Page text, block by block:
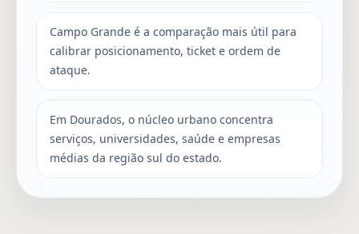
Campo Grande é a comparação mais útil para
calibrar posicionamento, ticket e ordem de
ataque.
Em Dourados, o núcleo urbano concentra
serviços, universidades, saúde e empresas
médias da região sul do estado.